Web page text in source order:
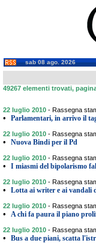
sab 08 ago. 2026
49267 elementi trovati,
22 luglio 2010 - Rassegna
• Parlamentari, in arrivo il
22 luglio 2010 - Rassegna
• Nuova Bindi per il Pd
22 luglio 2010 - Rassegna
• I miasmi del bipolarismo
22 luglio 2010 - Rassegna
• Lotta ai writer e ai vandali
22 luglio 2010 - Rassegna
• A chi fa paura il piano
22 luglio 2010 - Rassegna
• Bus a due piani, scatta